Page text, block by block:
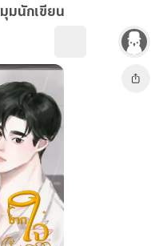
มุมนักเขียน